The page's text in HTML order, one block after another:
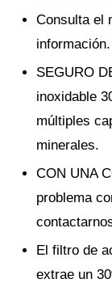
Consulta el
información.
SEGURO
inoxidable
múltiples
minerales.
CON UNA
problema
El filtro de
extrae un